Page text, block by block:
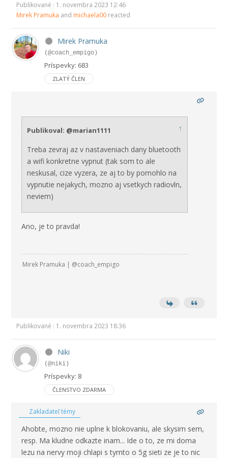
Publikované : 1. novembra 2023 12:46
Mirek Pramuka and michaela00 reacted
Mirek Pramuka
(@coach_empigo)
Príspevky: 683
ZLATÝ ČLEN
Publikoval: @marian1111 ↑
Treba zevraj az v nastaveniach dany bluetooth
a wifi konkretne vypnut (tak som to ale
neskusal, cize vyzera, ze aj to by pomohlo na
vypnutie nejakych, mozno aj vsetkych radiovln,
neviem)
Ano, je to pravda!
Mirek Pramuka | @coach_empigo
Publikované : 1. novembra 2023 18:36
Niki
(@niki)
Príspevky: 8
ČLENSTVO ZDARMA
Zakladateľ témy
Ahobte, mozno nie uplne k blokovaniu, ale skysim sem,
resp. Ma kludne odkazte inam... Ide o to, ze mi doma
lezu na nervy moji chlapi s tymto o 5g sieti ze je to nic